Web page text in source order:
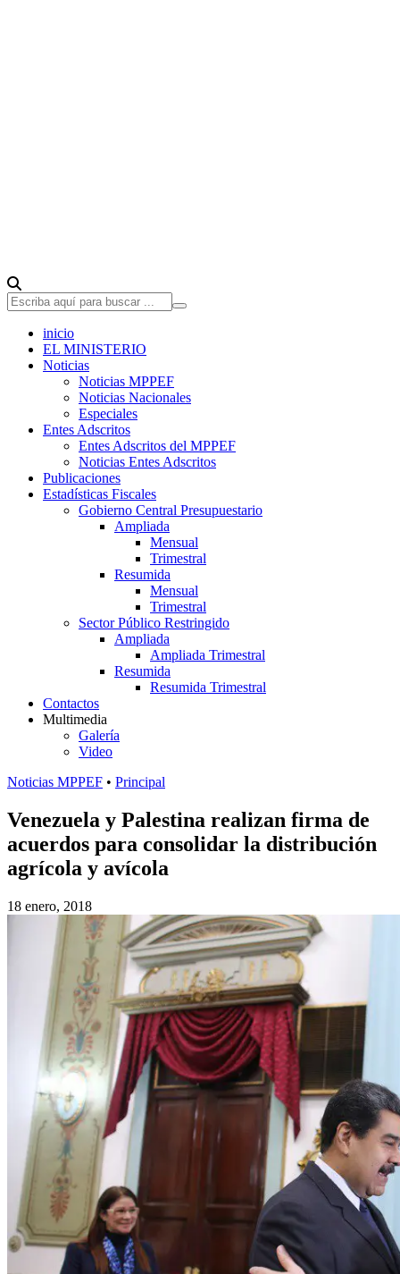
inicio
EL MINISTERIO
Noticias
Noticias MPPEF
Noticias Nacionales
Especiales
Entes Adscritos
Entes Adscritos del MPPEF
Noticias Entes Adscritos
Publicaciones
Estadísticas Fiscales
Gobierno Central Presupuestario
Ampliada
Mensual
Trimestral
Resumida
Mensual
Trimestral
Sector Público Restringido
Ampliada
Ampliada Trimestral
Resumida
Resumida Trimestral
Contactos
Multimedia
Galería
Video
Noticias MPPEF • Principal
Venezuela y Palestina realizan firma de
acuerdos para consolidar la distribución
agrícola y avícola
18 enero, 2018